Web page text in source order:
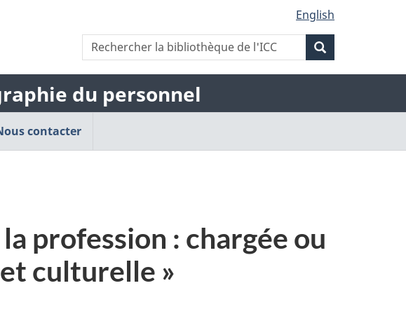
English
Rechercher
la
bibliothèque
de
Rechercher
la
bibliothèque
de
l'ICC
la
l'ICC
du personnel
contacter
profession : chargée ou
culturelle »